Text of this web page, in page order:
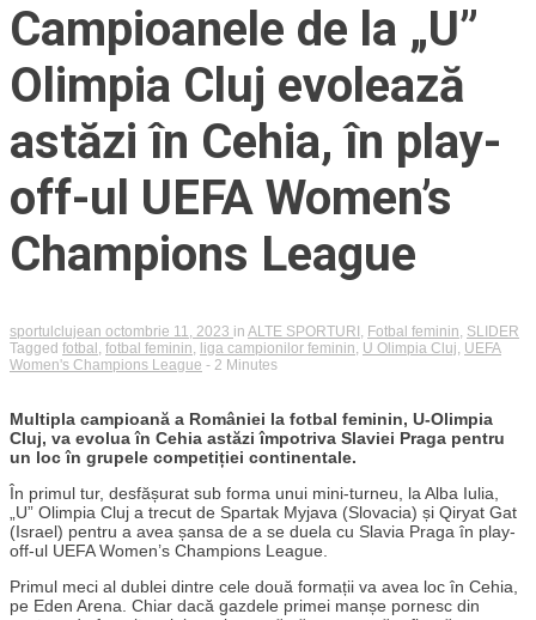
Campioanele de la „U”
Olimpia Cluj evolează
astăzi în Cehia, în play-
off-ul UEFA Women’s
Champions League
sportulclujean octombrie 11, 2023 in ALTE SPORTURI Fotbal feminin SLIDER
Tagged fotbal fotbal feminin liga campionilor feminin U Olimpia Cluj UEFA
Women's Champions League - 2 Minutes
Multipla campioană a României la fotbal feminin, U-Olimpia
Cluj, va evolua în Cehia astăzi împotriva Slaviei Praga pentru
un loc în grupele competiției continentale.
În primul tur, desfășurat sub forma unui mini-turneu, la Alba Iulia,
„U” Olimpia Cluj a trecut de Spartak Myjava (Slovacia) și Qiryat Gat
(Israel) pentru a avea șansa de a se duela cu Slavia Praga în play-
off-ul UEFA Women’s Champions League.
Primul meci al dublei dintre cele două formații va avea loc în Cehia,
pe Eden Arena. Chiar dacă gazdele primei manșe pornesc din